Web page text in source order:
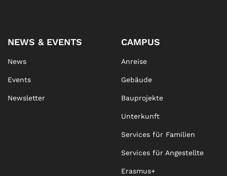
NEWS & EVENTS
News
Events
Newsletter
CAMPUS
Anreise
Gebäude
Bauprojekte
Unterkunft
Services für Familien
Services für Angestellte
Erasmus+